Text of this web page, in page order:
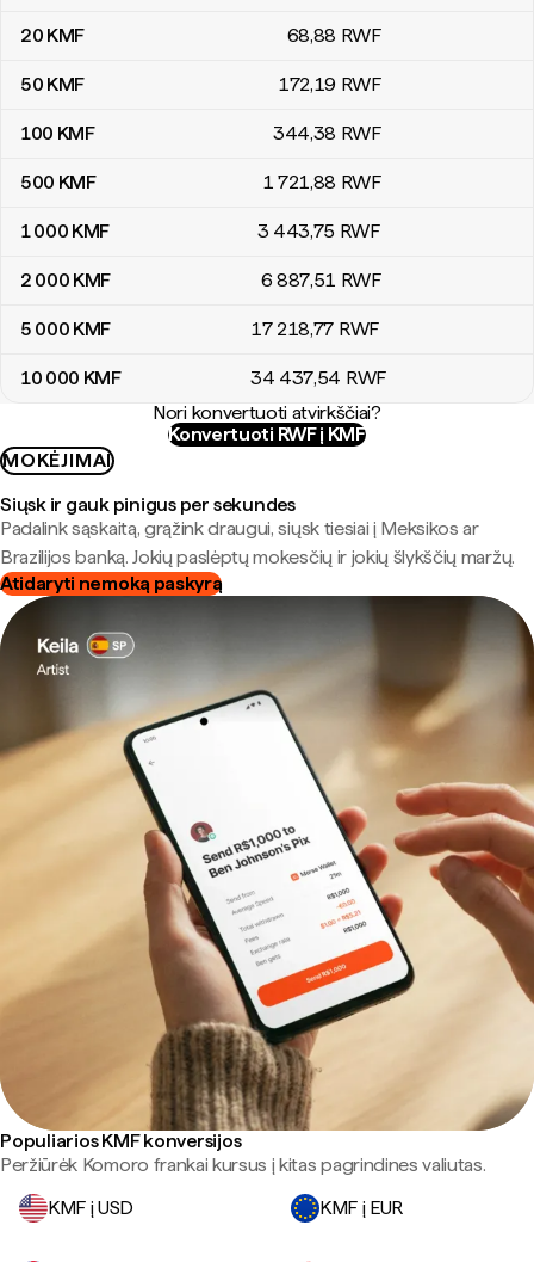
20 KMF 68,88 RWF
50 KMF 172,19 RWF
100 KMF 344,38 RWF
500 KMF 1 721,88 RWF
1 000 KMF 3 443,75 RWF
2 000 KMF 6 887,51 RWF
5 000 KMF 17 218,77 RWF
10 000 KMF 34 437,54 RWF
Nori konvertuoti atvirkščiai?
Konvertuoti RWF į KMF
MOKĖJIMAI
Siųsk ir gauk pinigus per sekundes
Padalink sąskaitą, grąžink draugui, siųsk tiesiai į Meksikos ar
Brazilijos banką. Jokių paslėptų mokesčių ir jokių šlykščių maržų.
Atidaryti nemoką paskyrą
Populiarios KMF konversijos
Peržiūrėk Komoro frankai kursus į kitas pagrindines valiutas.
KMF į USD
KMF į EUR